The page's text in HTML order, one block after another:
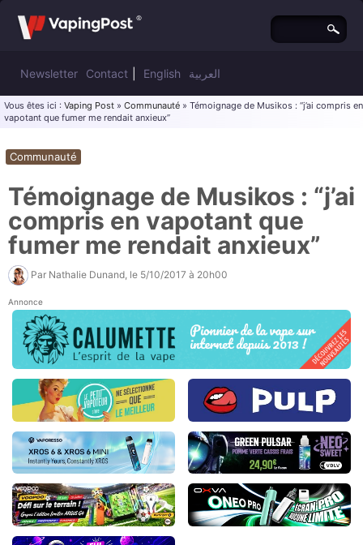
Newsletter Contact English العربية
Vous êtes ici : Vaping Post » Communauté » Témoignage de Musikos : “j’ai compris en
vapotant que fumer me rendait anxieux”
Communauté
Témoignage de Musikos : “j’ai
compris en vapotant que
fumer me rendait anxieux”
Par Nathalie Dunand , le 5/10/2017 à 20h00
Annonce